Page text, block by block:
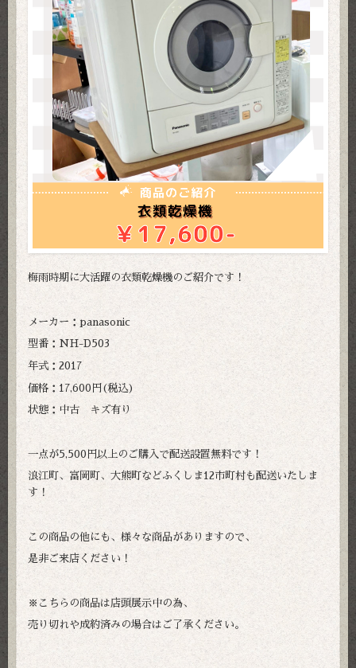
梅雨時期に大活躍の衣類乾燥機のご紹介です！
メーカー：panasonic
型番：NH-D503
年式：2017
価格：17,600円(税込)
状態：中古 キズ有り
一点が5,500円以上のご購入で配送設置無料です！
浪江町、富岡町、大熊町などふくしま12市町村も配送いたしま
す！
この商品の他にも、様々な商品がありますので、
是非ご来店ください！
※こちらの商品は店頭展示中の為、
売り切れや成約済みの場合はご了承ください。